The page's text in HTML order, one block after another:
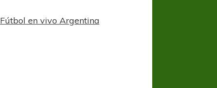
Fútbol en vivo Argentina